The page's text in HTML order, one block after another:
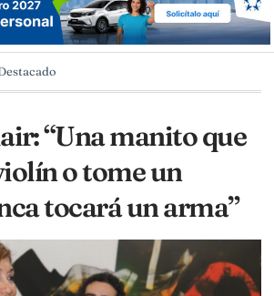
“Una manito que
o tome un
tocará un arma”